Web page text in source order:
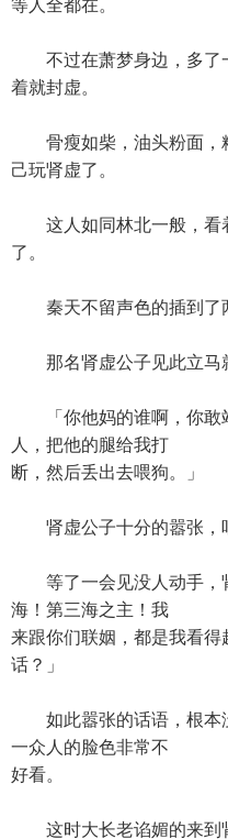
等人全都在。
不过在萧梦身边，多了
着就封虚。
骨瘦如柴，油头粉面，
己玩肾虚了。
这人如同林北一般，看
了。
秦天不留声色的插到了
那名肾虚公子见此立马
「你他妈的谁啊，你敢
人，把他的腿给我打
断，然后丢出去喂狗。」
肾虚公子十分的嚣张，
等了一会见没人动手，
海！第三海之主！我
来跟你们联姻，都是我看
话？」
如此嚣张的话语，根本
一众人的脸色非常不
好看。
这时大长老谄媚的来到